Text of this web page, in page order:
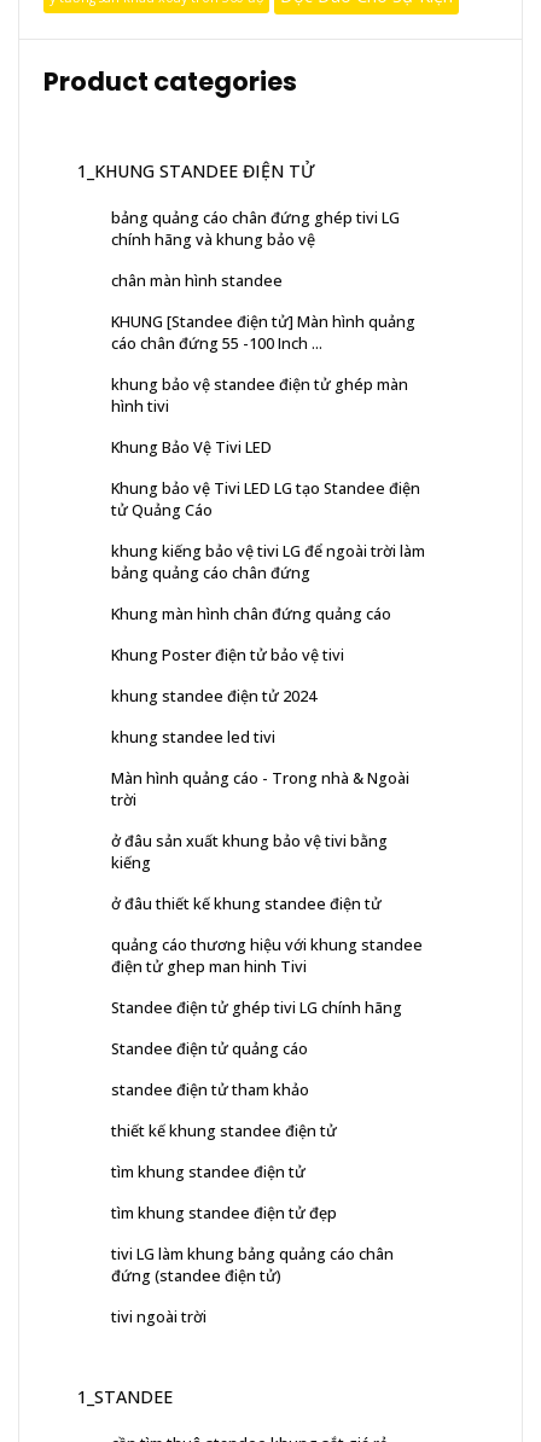
Product categories
1_KHUNG STANDEE ĐIỆN TỬ
bảng quảng cáo chân đứng ghép tivi LG
chính hãng và khung bảo vệ
chân màn hình standee
KHUNG [Standee điện tử] Màn hình quảng
cáo chân đứng 55 -100 Inch ...
khung bảo vệ standee điện tử ghép màn
hình tivi
Khung Bảo Vệ Tivi LED
Khung bảo vệ Tivi LED LG tạo Standee điện
tử Quảng Cáo
khung kiếng bảo vệ tivi LG để ngoài trời làm
bảng quảng cáo chân đứng
Khung màn hình chân đứng quảng cáo
Khung Poster điện tử bảo vệ tivi
khung standee điện tử 2024
khung standee led tivi
Màn hình quảng cáo - Trong nhà & Ngoài
trời
ở đâu sản xuất khung bảo vệ tivi bằng
kiếng
ở đâu thiết kế khung standee điện tử
quảng cáo thương hiệu với khung standee
điện tử ghep man hinh Tivi
Standee điện tử ghép tivi LG chính hãng
Standee điện tử quảng cáo
standee điện tử tham khảo
thiết kế khung standee điện tử
tìm khung standee điện tử
tìm khung standee điện tử đẹp
tivi LG làm khung bảng quảng cáo chân
đứng (standee điện tử)
tivi ngoài trời
1_STANDEE